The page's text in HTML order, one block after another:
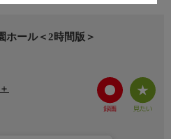
ホール＜2時間版＞